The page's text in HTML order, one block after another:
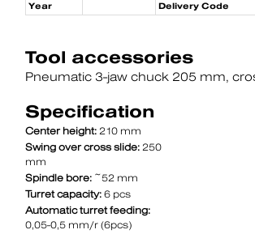
Year
Delivery Code
Tool accessories
Pneumatic 3-jaw chuck 205 mm
Specification
Center height: 210 mm
Swing over cross slide: 250
mm
Spindle bore: ~52 mm
Turret capacity: 6 pcs
Automatic turret feeding:
0,05-0,5 mm/r (6pcs)